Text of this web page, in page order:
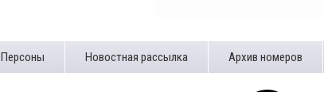
Персоны Новостная рассылка Архив номеров